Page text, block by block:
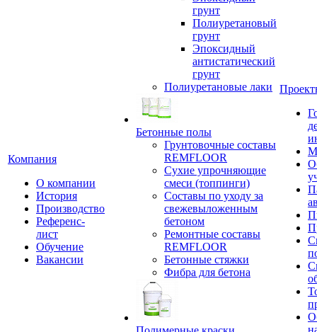
Компания
О компании
История
Производство
Референс-
лист
Обучение
Вакансии
грунт
Полиуретановый
грунт
Эпоксидный
антистатический
грунт
Полиуретановые лаки
Бетонные полы
Грунтовочные составы
REMFLOOR
Сухие упрочняющие
смеси (топпинги)
Составы по уходу за
свежевыложенным
бетоном
Ремонтные составы
REMFLOOR
Бетонные стяжки
Фибра для бетона